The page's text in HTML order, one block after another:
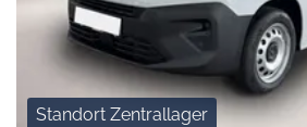
Standort Zentrallager